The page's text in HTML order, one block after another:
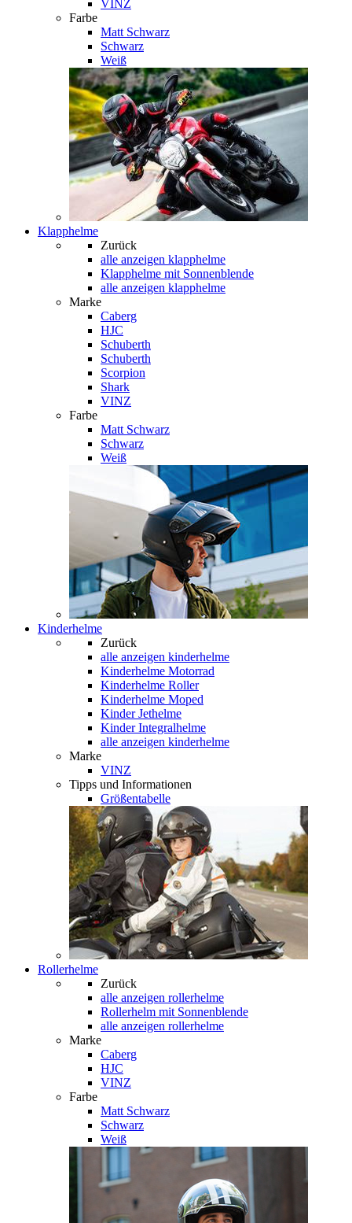
VINZ
Farbe
Matt Schwarz
Schwarz
Weiß
Klapphelme
Zurück
alle anzeigen klapphelme
Klapphelme mit Sonnenblende
alle anzeigen klapphelme
Marke
Caberg
HJC
Schuberth
Schuberth
Scorpion
Shark
VINZ
Farbe
Matt Schwarz
Schwarz
Weiß
Kinderhelme
Zurück
alle anzeigen kinderhelme
Kinderhelme Motorrad
Kinderhelme Roller
Kinderhelme Moped
Kinder Jethelme
Kinder Integralhelme
alle anzeigen kinderhelme
Marke
VINZ
Tipps und Informationen
Größentabelle
Rollerhelme
Zurück
alle anzeigen rollerhelme
Rollerhelm mit Sonnenblende
alle anzeigen rollerhelme
Marke
Caberg
HJC
VINZ
Farbe
Matt Schwarz
Schwarz
Weiß